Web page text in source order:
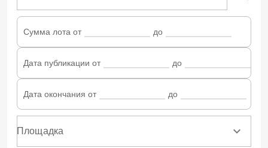
Сумма лота от до
Дата публикации от до
Дата окончания от до